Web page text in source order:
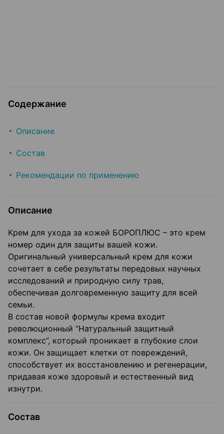
Содержание
Описание
Состав
Рекомендации по применению
Описание
Крем для ухода за кожей БОРОПЛЮС – это крем
номер один для защиты вашей кожи.
Оригинальный универсальный крем для кожи
сочетает в себе результаты передовых научных
исследований и природную силу трав,
обеспечивая долговременную защиту для всей
семьи.
В состав новой формулы крема входит
революционный “Натуральный защитный
комплекс”, который проникает в глубокие слои
кожи. Он защищает клетки от повреждений,
способствует их восстановлению и регенерации,
придавая коже здоровый и естественный вид
изнутри.
Состав